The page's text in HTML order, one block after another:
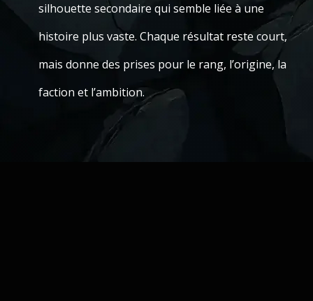
silhouette secondaire qui semble liée à une
histoire plus vaste. Chaque résultat reste court,
mais donne des prises pour le rang, l’origine, la
faction et l’ambition.